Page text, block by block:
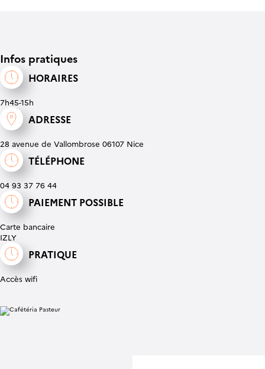
Infos pratiques
HORAIRES
7h45-15h
ADRESSE
28 avenue de Vallombrose 06107 Nice
TÉLÉPHONE
04 93 37 76 44
PAIEMENT POSSIBLE
Carte bancaire
IZLY
PRATIQUE
Accès wifi